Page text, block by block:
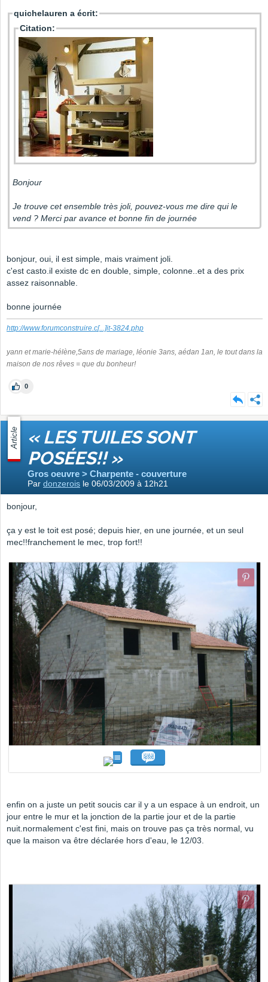
quichelauren a écrit:
Citation:
Bonjour
Je trouve cet ensemble très joli, pouvez-vous me dire qui le
vend ? Merci par avance et bonne fin de journée
bonjour, oui, il est simple, mais vraiment joli.
c'est casto.il existe dc en double, simple, colonne..et a des prix
assez raisonnable.
bonne journée
http://www.forumconstruire.c[...]it-3824.php
yann et marie-hélène,5ans de mariage, léonie 3ans, aédan 1an, le tout dans la
maison de nos rêves = que du bonheur!
0
Article « LES TUILES SONT
POSÉES!! »
Gros oeuvre > Charpente - couverture
Par donzerois le 06/03/2009 à 12h21
bonjour,
ça y est le toit est posé; depuis hier, en une journée, et un seul
mec!!franchement le mec, trop fort!!
enfin on a juste un petit soucis car il y a un espace à un endroit, un
jour entre le mur et la jonction de la partie jour et de la partie
nuit.normalement c'est fini, mais on trouve pas ça très normal, vu
que la maison va être déclarée hors d'eau, le 12/03.